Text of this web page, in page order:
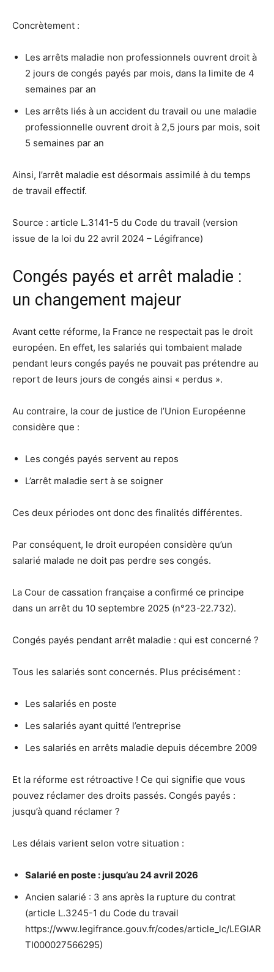
Concrètement :
Les arrêts maladie non professionnels ouvrent droit à
2 jours de congés payés par mois, dans la limite de 4
semaines par an
Les arrêts liés à un accident du travail ou une maladie
professionnelle ouvrent droit à 2,5 jours par mois, soit
5 semaines par an
Ainsi, l’arrêt maladie est désormais assimilé à du temps
de travail effectif.
Source : article L.3141-5 du Code du travail (version
issue de la loi du 22 avril 2024 – Légifrance)
Congés payés et arrêt maladie :
un changement majeur
Avant cette réforme, la France ne respectait pas le droit
européen. En effet, les salariés qui tombaient malade
pendant leurs congés payés ne pouvait pas prétendre au
report de leurs jours de congés ainsi « perdus ».
Au contraire, la cour de justice de l’Union Européenne
considère que :
Les congés payés servent au repos
L’arrêt maladie sert à se soigner
Ces deux périodes ont donc des finalités différentes.
Par conséquent, le droit européen considère qu’un
salarié malade ne doit pas perdre ses congés.
La Cour de cassation française a confirmé ce principe
dans un arrêt du 10 septembre 2025 (n°23-22.732).
Congés payés pendant arrêt maladie : qui est concerné ?
Tous les salariés sont concernés. Plus précisément :
Les salariés en poste
Les salariés ayant quitté l’entreprise
Les salariés en arrêts maladie depuis décembre 2009
Et la réforme est rétroactive ! Ce qui signifie que vous
pouvez réclamer des droits passés. Congés payés :
jusqu’à quand réclamer ?
Les délais varient selon votre situation :
Salarié en poste : jusqu’au 24 avril 2026
Ancien salarié : 3 ans après la rupture du contrat
(article L.3245-1 du Code du travail
https://www.legifrance.gouv.fr/codes/article_lc/LEGIAR
TI000027566295)